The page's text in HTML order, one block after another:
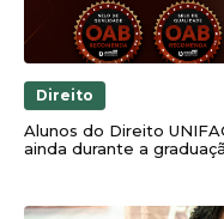
Direito
Alunos do Direito
ainda durante a